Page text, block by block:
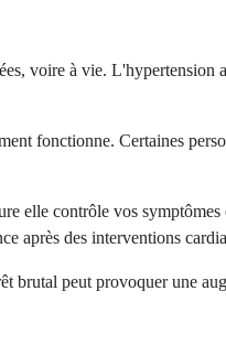
voire à vie.
fonctionne. Certaines
elle contrôle vos
après des interventions
peut provoquer une